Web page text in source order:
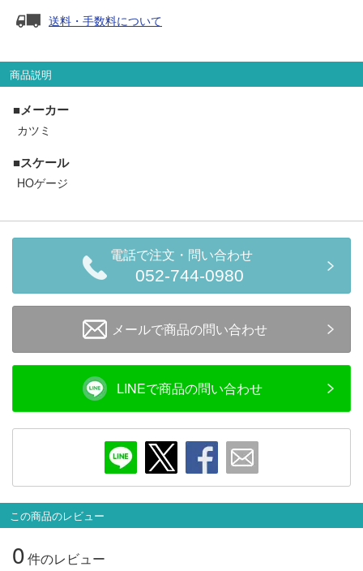
天賞堂
TTC
セール品・キャンペーン
セール商品
走行エリア別 鉄道模型車両リスト
北海道・東北 関東
関西
九州・沖縄
鉄道模型の情報 商品レビュー
メルマガ登録 LINEお友達登録
送料・手数料について
商品説明
■メーカー
カツミ
■スケール
HOゲージ
電話で注文・問い合わせ
052-744-0980
メールで商品の問い合わせ
LINEで商品の問い合わせ
この商品のレビュー
0件のレビュー